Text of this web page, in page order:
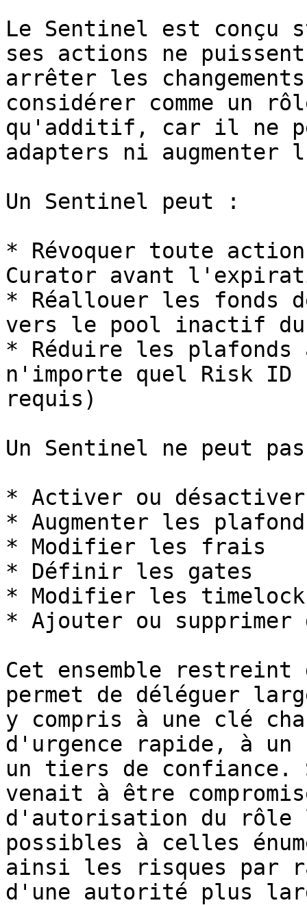
Le Sentinel est conçu
ses actions ne
arrêter les
considérer comme un
qu'additif, car il ne
adapters ni
Un Sentinel peut :
* Révoquer toute
Curator avant
* Réallouer les fonds
vers le pool inactif
* Réduire les
n'importe quel Risk ID
requis)
Un Sentinel ne peut
* Activer ou
* Augmenter les
* Modifier les frais
* Définir les gates
* Modifier les
* Ajouter ou
Cet ensemble
permet de déléguer
y compris à une clé
d'urgence rapide, à un
un tiers de confiance.
venait à être
d'autorisation du
possibles à celles
ainsi les risques par
d'une autorité plus